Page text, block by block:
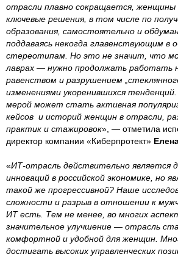
отрасли плавно сокращается,
ключевые решения, в том числе по
образования, самостоятельно и
поддаваясь некогда главенствующим в
стереотипам. Но это не значит, что
лаврах — нужно продолжать работать
равенством и разрушением
изменениями укоренившихся
мерой может стать активная
кейсов и историй женщин в отрасли,
практик и стажировок», — отметила
директор компании «Киберпротект»
«ИТ-отрасль действительно является
инноваций в российской экономике, но
такой же прогрессивной? Наше
сложности и разрыв в отношении к
ИТ есть. Тем не менее, во многих
значительное улучшение — отрасль
комфортной и удобной для женщин.
достигать высоких управленческих